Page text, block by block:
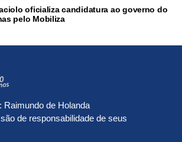
oficializa candidatura ao governo do
pelo Mobiliza
Raimundo de Holanda
de responsabilidade de seus